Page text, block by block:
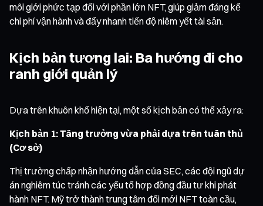
môi giới phức tạp đối với phần lớn NFT, giúp giảm đáng kể
chi phí vận hành và đẩy nhanh tiến độ niêm yết tài sản.
Kịch bản tương lai: Ba hướng đi cho
ranh giới quản lý
Dựa trên khuôn khổ hiện tại, một số kịch bản có thể xảy ra:
Kịch bản 1: Tăng trưởng vừa phải dựa trên tuân thủ
(Cơ sở)
Thị trường chấp nhận hướng dẫn của SEC, các đội ngũ dự
án nghiêm túc tránh các yếu tố hợp đồng đầu tư khi phát
hành NFT. Mỹ trở thành trung tâm đổi mới NFT toàn cầu,